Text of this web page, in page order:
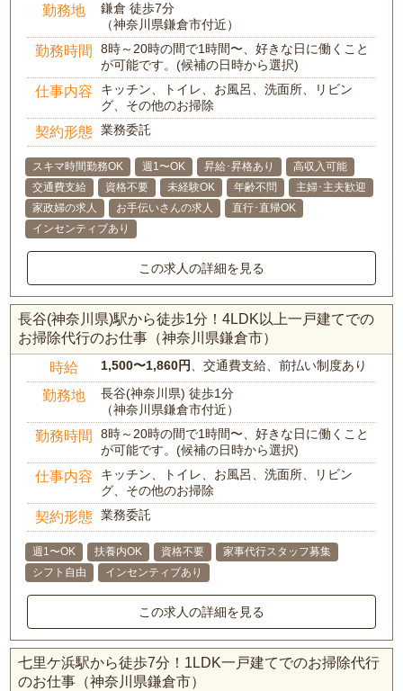
勤務地
鎌倉 徒歩7分
（神奈川県鎌倉市付近）
勤務時間
8時～20時の間で1時間〜、好きな日に働くこと
が可能です。(候補の日時から選択)
仕事内容
キッチン、トイレ、お風呂、洗面所、リビン
グ、その他のお掃除
契約形態 業務委託
スキマ時間勤務OK 週1〜OK 昇給･昇格あり
高収入可能
交通費支給
資格不要 未経験OK 年齢不問
主婦･主夫歓迎
家政婦の求人
お手伝いさんの求人
直行･直帰OK
インセンティブあり
この求人の詳細を見る
長谷(神奈川県)駅から徒歩1分！4LDK以上一戸建てでの
お掃除代行のお仕事（神奈川県鎌倉市）
時給 1,500〜1,860円、交通費支給、前払い制度あり
勤務地
長谷(神奈川県) 徒歩1分
（神奈川県鎌倉市付近）
勤務時間
8時～20時の間で1時間〜、好きな日に働くこと
が可能です。(候補の日時から選択)
仕事内容
キッチン、トイレ、お風呂、洗面所、リビン
グ、その他のお掃除
契約形態 業務委託
週1〜OK 扶養内OK 資格不要
家事代行スタッフ募集
シフト自由
インセンティブあり
この求人の詳細を見る
七里ケ浜駅から徒歩7分！1LDK一戸建てでのお掃除代行
のお仕事（神奈川県鎌倉市）